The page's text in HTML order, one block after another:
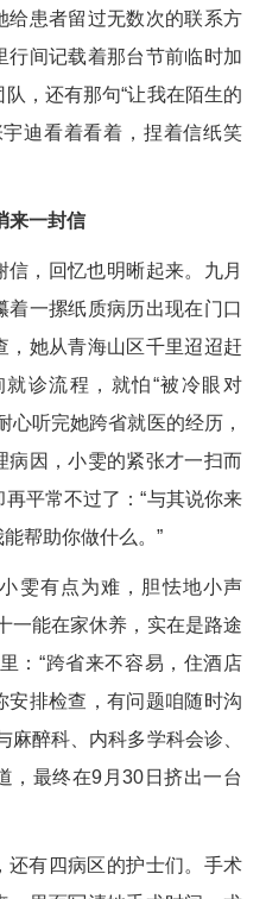
患者留过无数次的联系方
行间记载着那台节前临时加
，还有那句“让我在陌生的
迪看着看着，捏着信纸笑
来一封信
，回忆也明晰起来。九月
着一摞纸质病历出现在门口
她从青海山区千里迢迢赶
诊流程，就怕“被冷眼对
心听完她跨省就医的经历，
病因，小雯的紧张才一扫而
平常不过了：“与其说你来
帮助你做什么。”
雯有点为难，胆怯地小声
一能在家休养，实在是路途
：“跨省来不容易，住酒店
安排检查，有问题咱随时沟
麻醉科、内科多学科会诊、
，最终在9月30日挤出一台
还有四病区的护士们。手术